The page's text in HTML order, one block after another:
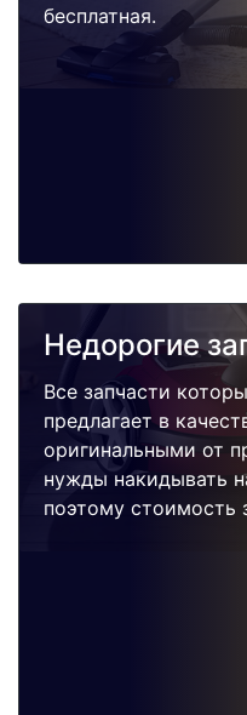
бесплатная.
Недорогие
Все запчасти
предлагает в
оригинальными от
нужды накидывать
поэтому стоимость